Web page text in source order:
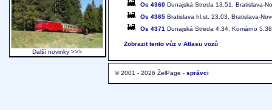
Os 4360 Dunajská Streda 13.51, Bratislava-
Os 4365 Bratislava hl.st. 23.03, Bratislava-
Os 4371 Dunajská Streda 4.34, Komárno 5.38
Zobrazit tento vůz v Atlasu vozů
© 2001 - 2026 ŽelPage - správci
Další novinky >>>